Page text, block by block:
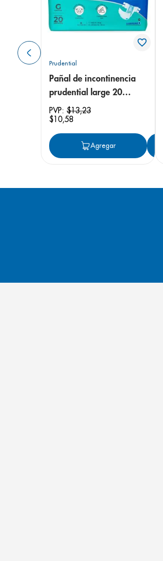
Prudential
Pañal de incontinencia
prudential large 20
unidades
PVP: $13,23
$10,58
Agregar